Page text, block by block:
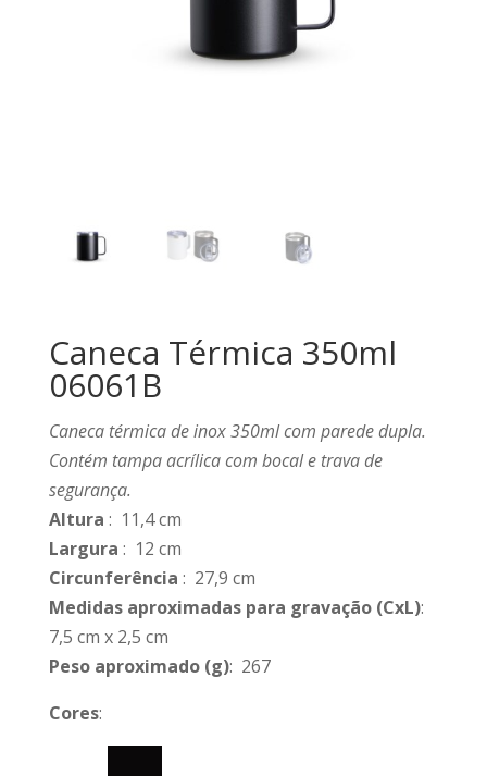
Caneca Térmica 350ml
06061B
Caneca térmica de inox 350ml com parede dupla.
Contém tampa acrílica com bocal e trava de
segurança.
Altura : 11,4 cm
Largura : 12 cm
Circunferência : 27,9 cm
Medidas aproximadas para gravação(CxL):
7,5 cm x 2,5 cm
Peso aproximado(g): 267
Cores: